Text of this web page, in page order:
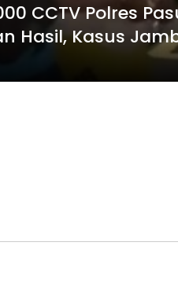
CCTV Polres
Hasil, Kasus